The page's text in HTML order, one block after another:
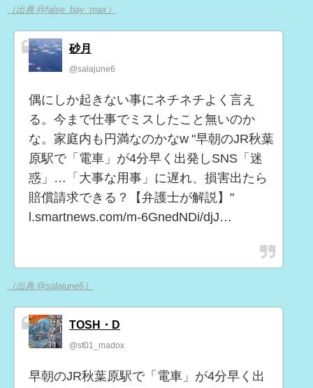
（出典 @false_bay_max）
砂月
@salajune6
偶にしか起きない事にネチネチよく言え
る。今まで仕事でミスしたこと無いのか
な。家庭内も円満なのかなw "早朝のJR秋葉
原駅で「電車」が4分早く出発しSNS「迷
惑」…「大事な用事」に遅れ、損害出たら
賠償請求できる？【弁護士が解説】"
l.smartnews.com/m-6GnedNDi/djJ…
（出典 @salajune6）
TOSH・D
@st01_madox
早朝のJR秋葉原駅で「電車」が4分早く出